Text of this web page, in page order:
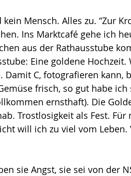
Mensch. Alles zu. “Zur
Ins Marktcafé gehe ich
aus der Rathausstube
Eine goldene
Damit C, fotografieren kann,
frisch, so gut habe
ernsthaft). Die
Trostlosigkeit als Fest.
will ich zu viel vom
sie Angst, sie sei von der